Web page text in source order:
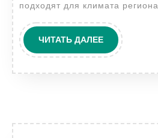
подходят для климата региона.
ЧИТАТЬ ДАЛЕЕЧИТАТЬ
ДАЛЕЕ